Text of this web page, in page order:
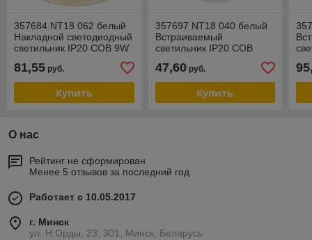
357684 NT18 062 белый
Накладной светодиодный
светильник IP20 COB 9W
81,55 руб.
Купить
357697 NT18 040 белый
Встраиваемый
светильник IP20 COB
47,60руб.
Купить
О нас
Рейтинг не сформирован
Менее 5 отзывов за последний год
Работает с 10.05.2017
г. Минск
ул. Н.Орды, 23, 301, Минск, Беларусь